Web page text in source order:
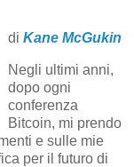
di Kane McGukin
Negli ultimi anni,
dopo ogni
conferenza
Bitcoin, mi prendo
e sulle mie
per il futuro di